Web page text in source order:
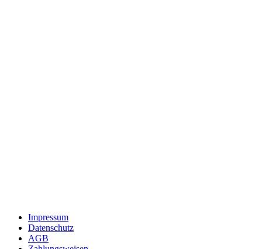
Impressum
Datenschutz
AGB